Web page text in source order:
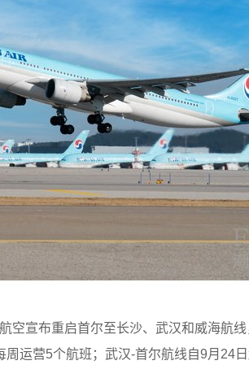
宣布重启首尔至长沙、武汉和威海航线
运营5个航班；武汉-首尔航线自9月24